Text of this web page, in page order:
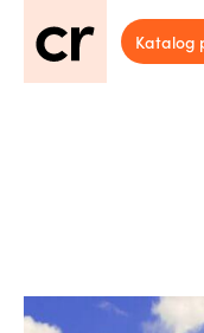
Katalog